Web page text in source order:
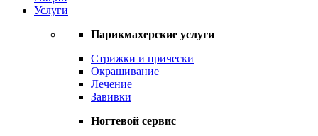
Услуги
Парикмахерские услуги
Стрижки и прически
Окрашивание
Лечение
Завивки
Ногтевой сервис